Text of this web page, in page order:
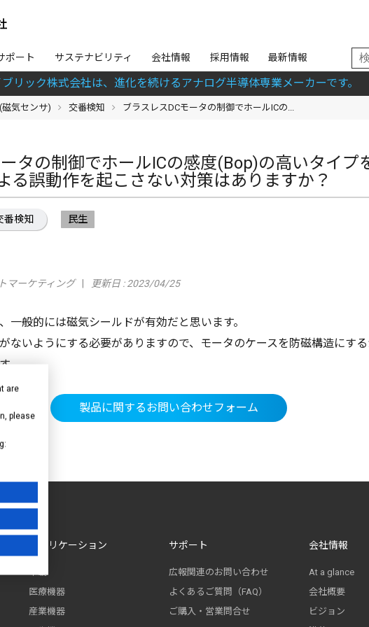
ポート サステナビリティ 会社情報 採用情報 最新情報
リック株式会社は、進化を続けるアナログ半導体専業メーカーです。
磁気センサ) 交番検知 ブラスレスDCモータの制御でホールICの...
タの制御でホールICの感度(Bop)の高いタイプ
る誤動作を起こさない対策はありますか？
番検知 民生
マーケティング 更新日 : 2023/04/25
一般的には磁気シールドが有効だと思います。
ないようにする必要がありますので、モータのケースを防磁構造にす
。
製品に関するお問い合わせフォーム
アプリケーション
車載
医療機器
産業機器
サポート
広報関連のお問い合わせ
よくあるご質問（FAQ）
ご購入・営業問合せ
会社情報
At a glance
会社概要
ビジョン
are
please